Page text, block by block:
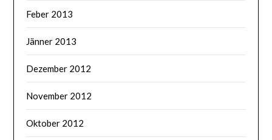
Feber 2013
Jänner 2013
Dezember 2012
November 2012
Oktober 2012